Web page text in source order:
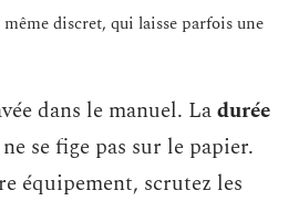
même discret, qui laisse parfois une
dans le manuel. Ladurée
ne se fige pas sur le papier.
équipement, scrutez les